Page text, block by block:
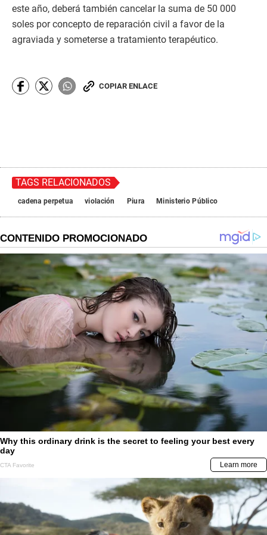
este año, deberá también cancelar la suma de 50 000
soles por concepto de reparación civil a favor de la
agraviada y someterse a tratamiento terapéutico.
COPIAR ENLACE
TAGS RELACIONADOS
cadena perpetua violación Piura Ministerio Público